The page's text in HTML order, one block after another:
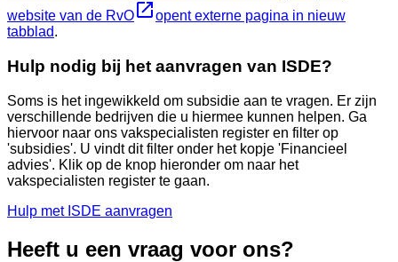
website van de RvO
opent externe pagina in nieuw
tabblad.
Hulp nodig bij het aanvragen van ISDE?
Soms is het ingewikkeld om subsidie aan te vragen. Er zijn
verschillende bedrijven die u hiermee kunnen helpen. Ga
hiervoor naar ons vakspecialisten register en filter op
'subsidies'. U vindt dit filter onder het kopje 'Financieel
advies'. Klik op de knop hieronder om naar het
vakspecialisten register te gaan.
Hulp met ISDE aanvragen
Heeft u een vraag voor ons?